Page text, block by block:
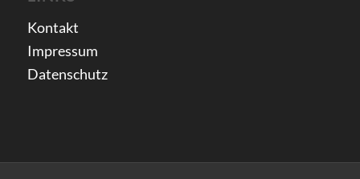
Kontakt
Impressum
Datenschutz